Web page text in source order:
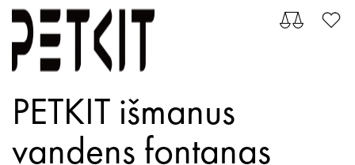
PETKIT išmanus
vandens fontanas